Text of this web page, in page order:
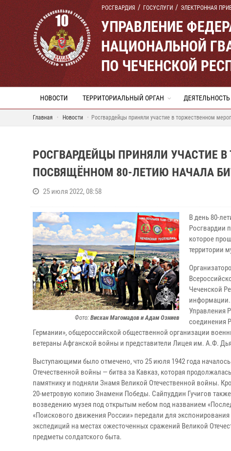
РОСГВАРДИЯ ГОСУСЛУГИ ЭЛЕКТРОННАЯ
УПРАВЛЕНИЕ
НАЦИОНАЛЬНОЙ
ПО ЧЕЧЕНСКОЙ
НОВОСТИ ТЕРРИТОРИАЛЬНЫЙ ОРГАН ДЕЯТЕЛЬНОСТЬ
Главная Новости Росгвардейцы приняли участие в торжественном
РОСГВАРДЕЙЦЫ ПРИНЯЛИ УЧАСТИЕ
ПОСВЯЩЁННОМ 80-ЛЕТИЮ НАЧАЛА
25 июля 2022, 08:58
Фото: Висхан Магомадов и Адам Озниев
В день 80-
Росгвардии
которое
территории
Чеченской
информации.
Управления
соединения
Германии», общероссийской общественной организации
ветераны Афганской войны и представители Лицея им. А.Ф.
Выступающими было отмечено, что 25 июля 1942 года
Отечественной войны — битва за Кавказ, которая
памятнику и подняли Знамя Великой Отечественной войны.
20-метровую копию Знамени Победы. Сайпуддин Гучигов также
возведению музея под открытым небом под названием
«Поискового движения России» передали для
экспедиций на местах ожесточенных сражений Великой
предметы солдатского быта.